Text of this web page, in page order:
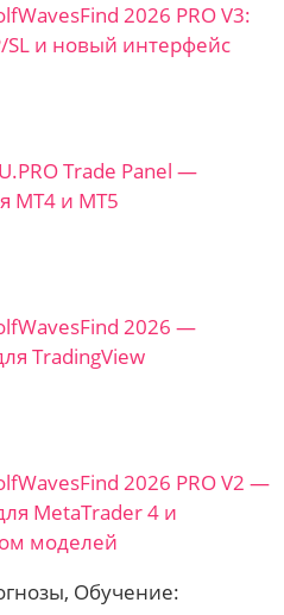
2026 PRO V3:
SL и новый интерфейс
Trade Panel —
MT4 и MT5
2026 —
TradingView
2026 PRO V2 —
MetaTrader 4 и
моделей
Обучение: